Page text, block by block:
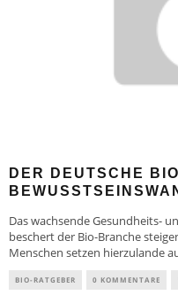
DER DEUTSCHE
Das wachsende Gesundheits-
beschert der Bio-Branche
Menschen setzen hierzulande
BIO-RATGEBER 0 KOMMENTARE